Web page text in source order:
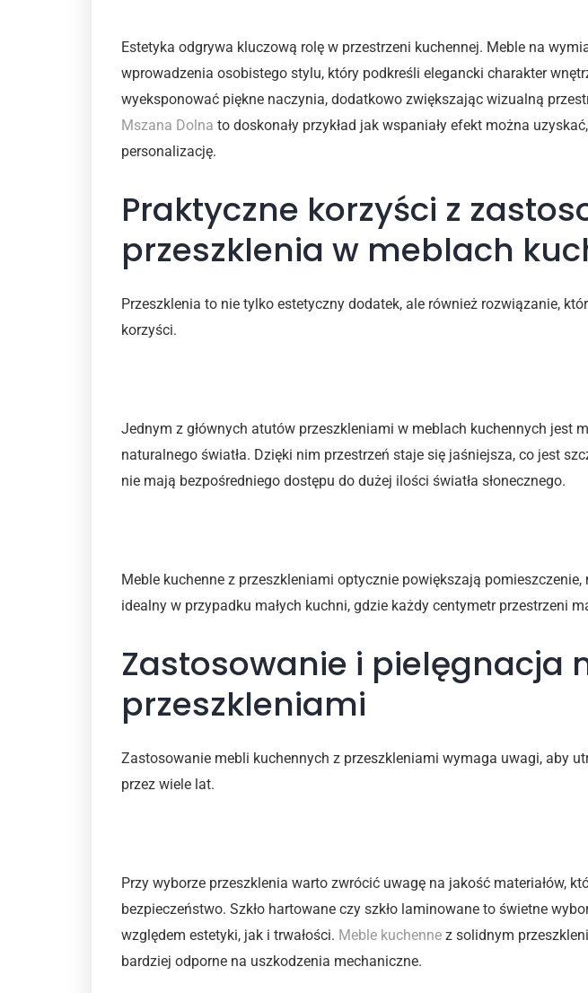
Estetyka odgrywa kluczową rolę w przestrzeni kuchennej. Meble na
wprowadzenia osobistego stylu, który podkreśli elegancki charakter
wyeksponować piękne naczynia, dodatkowo zwiększając wizualną
Mszana Dolna to doskonały przykład jak wspaniały efekt można
personalizację.
Praktyczne korzyści z
przeszklenia w meblach
Przeszklenia to nie tylko estetyczny dodatek, ale również rozwiązanie,
korzyści.
Jednym z głównych atutów przeszkleniami w meblach kuchennych jest
naturalnego światła. Dzięki nim przestrzeń staje się jaśniejsza, co jest
nie mają bezpośredniego dostępu do dużej ilości światła słonecznego.
Meble kuchenne z przeszkleniami optycznie powiększają
idealny w przypadku małych kuchni, gdzie każdy centymetr przestrzeni
Zastosowanie i pielęgnacja
przeszkleniami
Zastosowanie mebli kuchennych z przeszkleniami wymaga uwagi, aby
przez wiele lat.
Przy wyborze przeszklenia warto zwrócić uwagę na jakość materiałów,
bezpieczeństwo. Szkło hartowane czy szkło laminowane to świetne
względem estetyki, jak i trwałości. Meble kuchenne z solidnym
bardziej odporne na uszkodzenia mechaniczne.